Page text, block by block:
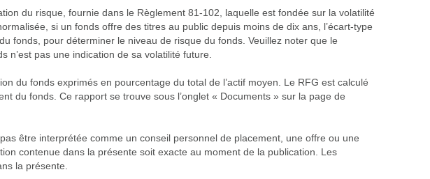
du risque, fournie dans le Règlement 81-102, laquelle est fondée sur la volatilité
si un fonds offre des titres au public depuis moins de dix ans, l’écart-type
fonds, pour déterminer le niveau de risque du fonds. Veuillez noter que le
pas une indication de sa volatilité future.
du fonds exprimés en pourcentage du total de l’actif moyen. Le RFG est calculé
du fonds. Ce rapport se trouve sous l’onglet « Documents » sur la page de
être interprétée comme un conseil personnel de placement, une offre ou une
contenue dans la présente soit exacte au moment de la publication. Les
la présente.